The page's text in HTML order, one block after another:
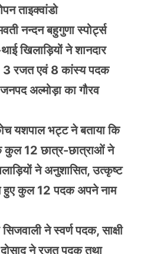
ताइक्वांडो
नन्दन बहुगुणा स्पोर्ट्स
खिलाड़ियों ने शानदार
3 रजत एवं 8 कांस्य पदक
अल्मोड़ा का गौरव
यशपाल भट्ट ने बताया कि
कुल 12 छात्र-छात्राओं ने
ने अनुशासित, उत्कृष्ट
हुए कुल 12 पदक अपने नाम
ने स्वर्ण पदक, साक्षी
दोसाद ने रजत पदक तथा